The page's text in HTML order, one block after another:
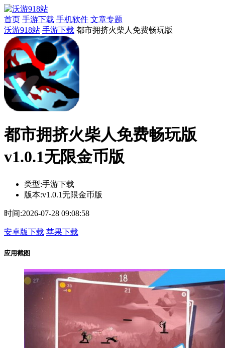
首页 手游下载 手机软件 文章专题
沃游918站 手游下载 都市拥挤火柴人免费畅玩版
都市拥挤火柴人免费畅玩版
v1.0.1无限金币版
类型:手游下载
版本:v1.0.1无限金币版
时间:2026-07-28 09:08:58
安卓版下载 苹果下载
应用截图